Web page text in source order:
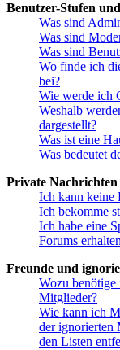
Benutzer-Stufen
Was sind
Was sind
Was sind
Wo finde ich
bei?
Wie werde ich
Weshalb
dargestellt?
Was ist eine
Was bedeutet
Private Nachrichten
Ich kann keine
Ich bekomme
Ich habe eine
Forums
Freunde und
Wozu benötige
Mitglieder?
Wie kann ich
der ignorierten
den Listen